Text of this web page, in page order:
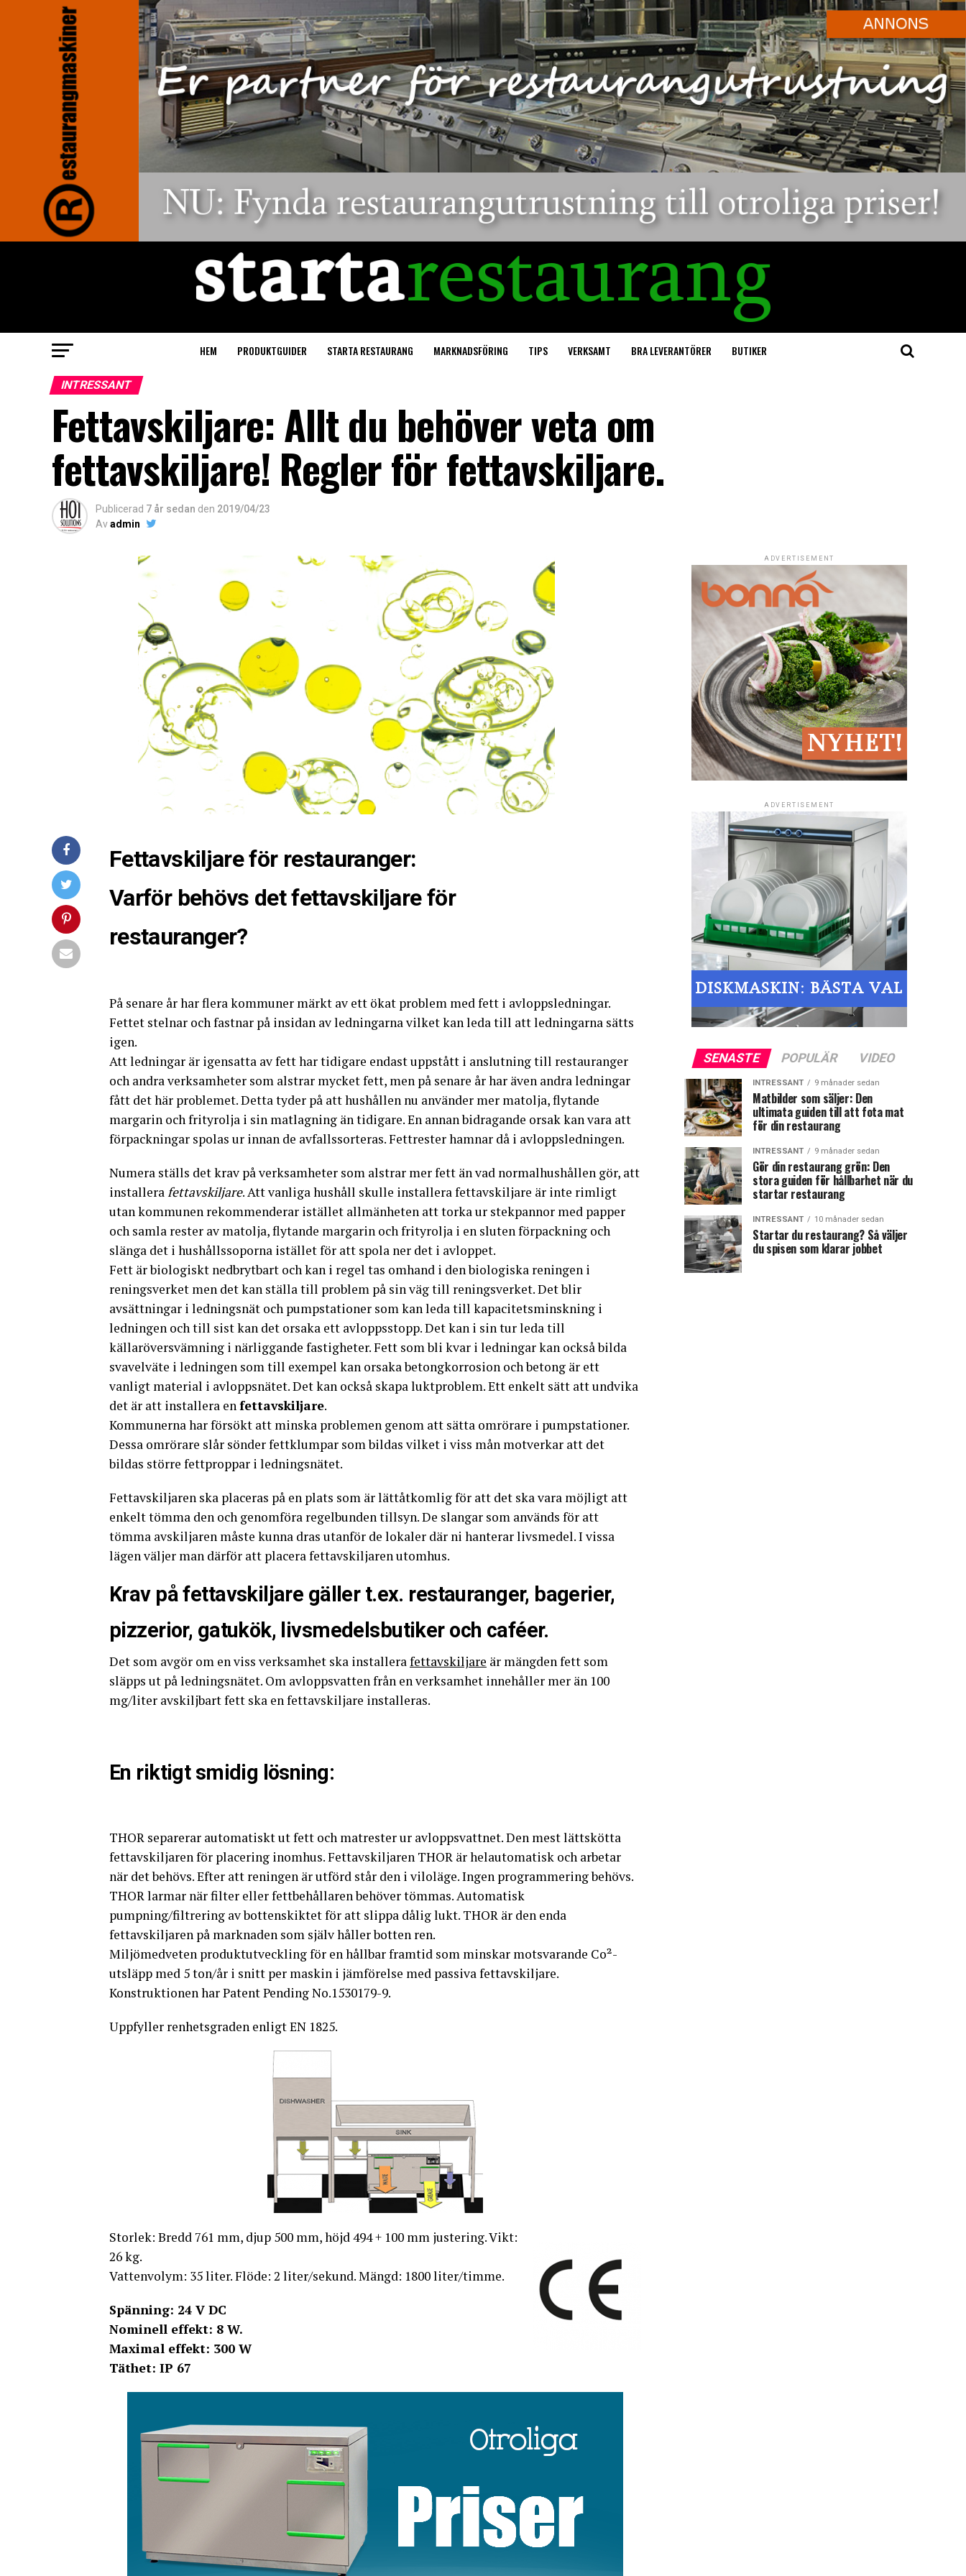
HEM PRODUKTGUIDER STARTA RESTAURANG MARKNADSFÖRING TIPS VERKSAMT BRA LEVERANTÖRER BUTIKER
INTRESSANT
Fettavskiljare: Allt du behöver veta om
fettavskiljare! Regler för fettavskiljare.
Publicerad 7 år sedan den 2019/04/23
Avadmin
Fettavskiljare för restauranger:
Varför behövs det fettavskiljare för
restauranger?
På senare år har flera kommuner märkt av ett ökat problem med fett i avloppsledningar.
Fettet stelnar och fastnar på insidan av ledningarna vilket kan leda till att ledningarna sätts
igen.
Att ledningar är igensatta av fett har tidigare endast uppstått i anslutning till restauranger
och andra verksamheter som alstrar mycket fett, men på senare år har även andra ledningar
fått det här problemet. Detta tyder på att hushållen nu använder mer matolja, flytande
margarin och frityrolja i sin matlagning än tidigare. En annan bidragande orsak kan vara att
förpackningar spolas ur innan de avfallssorteras. Fettrester hamnar då i avloppsledningen.
Numera ställs det krav på verksamheter som alstrar mer fett än vad normalhushållen gör, att
installerafettavskiljare. Att vanliga hushåll skulle installera fettavskiljare är inte rimligt
utan kommunen rekommenderar istället allmänheten att torka ur stekpannor med papper
och samla rester av matolja, flytande margarin och frityrolja i en sluten förpackning och
slänga det i hushållssoporna istället för att spola ner det i avloppet.
Fett är biologiskt nedbrytbart och kan i regel tas omhand i den biologiska reningen i
reningsverket men det kan ställa till problem på sin väg till reningsverket. Det blir
avsättningar i ledningsnät och pumpstationer som kan leda till kapacitetsminskning i
ledningen och till sist kan det orsaka ett avloppsstopp. Det kan i sin tur leda till
källaröversvämning i närliggande fastigheter. Fett som bli kvar i ledningar kan också bilda
svavelväte i ledningen som till exempel kan orsaka betongkorrosion och betong är ett
vanligt material i avloppsnätet. Det kan också skapa luktproblem. Ett enkelt sätt att undvika
det är att installera enfettavskiljare.
Kommunerna har försökt att minska problemen genom att sätta omrörare i pumpstationer.
Dessa omrörare slår sönder fettklumpar som bildas vilket i viss mån motverkar att det
bildas större fettproppar i ledningsnätet.
Fettavskiljaren ska placeras på en plats som är lättåtkomlig för att det ska vara möjligt att
enkelt tömma den och genomföra regelbunden tillsyn. De slangar som används för att
tömma avskiljaren måste kunna dras utanför de lokaler där ni hanterar livsmedel. I vissa
lägen väljer man därför att placera fettavskiljaren utomhus.
Krav på fettavskiljare gäller t.ex. restauranger, bagerier,
pizzerior, gatukök, livsmedelsbutiker och caféer.
Det som avgör om en viss verksamhet ska installerafettavskiljare är mängden fett som
släpps ut på ledningsnätet. Om avloppsvatten från en verksamhet innehåller mer än 100
mg/liter avskiljbart fett ska en fettavskiljare installeras.
En riktigt smidig lösning:
THOR separerar automatiskt ut fett och matrester ur avloppsvattnet. Den mest lättskötta
fettavskiljaren för placering inomhus. Fettavskiljaren THOR är helautomatisk och arbetar
när det behövs. Efter att reningen är utförd står den i viloläge. Ingen programmering behövs.
THOR larmar när filter eller fettbehållaren behöver tömmas. Automatisk
pumpning/filtrering av bottenskiktet för att slippa dålig lukt. THOR är den enda
fettavskiljaren på marknaden som själv håller botten ren.
Miljömedveten produktutveckling för en hållbar framtid som minskar motsvarande Co²-
utsläpp med 5 ton/år i snitt per maskin i jämförelse med passiva fettavskiljare.
Konstruktionen har Patent Pending No.1530179-9.
Uppfyller renhetsgraden enligt EN 1825.
Storlek: Bredd 761 mm, djup 500 mm, höjd 494 + 100 mm justering. Vikt:
26 kg.
Vattenvolym: 35 liter. Flöde: 2 liter/sekund. Mängd: 1800 liter/timme.
Spänning: 24 V DC
Nominell effekt: 8 W.
Maximal effekt: 300 W
Täthet: IP 67
ADVERTISEMENT
ADVERTISEMENT
SENASTE POPULÄR VIDEO
INTRESSANT 9 månader sedan
Matbilder som säljer: Den
ultimata guiden till att fota mat
för din restaurang
INTRESSANT 9 månader sedan
Gör din restaurang grön: Den
stora guiden för hållbarhet när du
startar restaurang
INTRESSANT 10 månader sedan
Startar du restaurang? Så väljer
du spisen som klarar jobbet